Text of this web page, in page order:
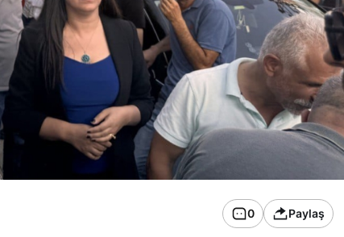
0 Paylaş